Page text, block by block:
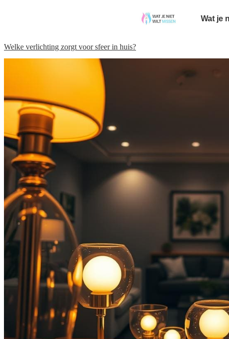
Wat je
Welke verlichting zorgt voor sfeer in huis?